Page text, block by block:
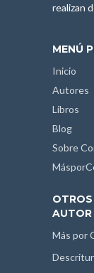
realizan
MENÚ
Inicio
Autores
Libros
Blog
Sobre
AUTOR
Más por